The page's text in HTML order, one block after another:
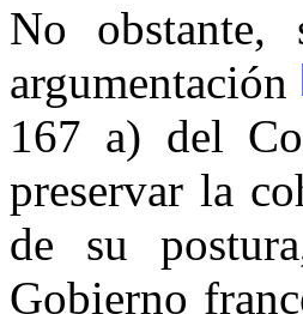
No obstante,
argumentación
167 a) del
preservar la
de su
Gobierno